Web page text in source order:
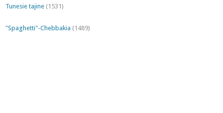
Tunesie tajine (1531)
"Spaghetti"-Chebbakia (1489)